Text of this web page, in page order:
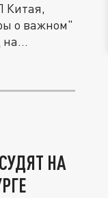
Китая,
о важном"
на...
НА